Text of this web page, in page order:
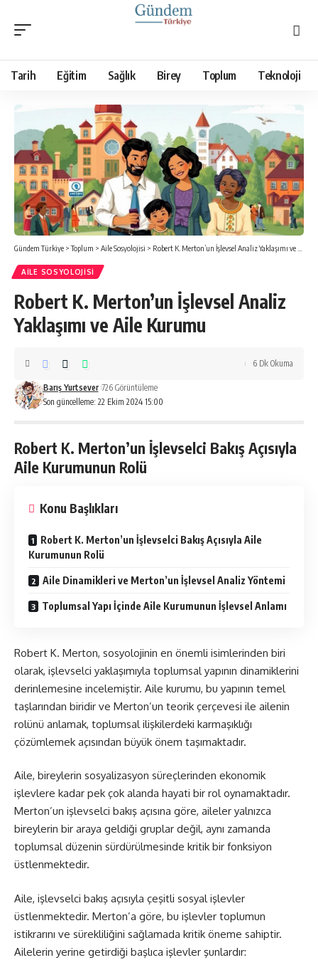
Tarih Eğitim Sağlık Birey Toplum Teknoloji
Gündem Türkiye >Toplum > Aile Sosyolojisi > Robert K. Merton’un İşlevsel Analiz Yaklaşımı ve Aile Kurumu
AILE SOSYOLOJISI
Robert K. Merton’un İşlevsel Analiz
Yaklaşımı ve Aile Kurumu
Son güncelleme: 22 Ekim 2024 15:00
Barış Yurtsever 726 Görüntüleme
6 Dk Okuma
Robert K. Merton’un İşlevselci Bakış Açısıyla
Aile Kurumunun Rolü
Konu Başlıkları
Robert K. Merton’un İşlevselci Bakış Açısıyla Aile
Kurumunun Rolü
Aile Dinamikleri ve Merton’un İşlevsel Analiz Yöntemi
Toplumsal Yapı İçinde Aile Kurumunun İşlevsel Anlamı
Robert K. Merton, sosyolojinin en önemli isimlerinden biri
olarak, işlevselci yaklaşımıyla toplumsal yapının dinamiklerini
derinlemesine incelemiştir. Aile kurumu, bu yapının temel
taşlarından biridir ve Merton’un teorik çerçevesi ile ailenin
rolünü anlamak, toplumsal ilişkilerdeki karmaşıklığı
çözümlemek açısından büyük önem taşımaktadır.
Aile, bireylerin sosyalizasyon süreçlerinden ekonomik
işlevlere kadar pek çok alanda hayati bir rol oynamaktadır.
Merton’un işlevselci bakış açısına göre, aileler yalnızca
bireylerin bir araya geldiği gruplar değil, aynı zamanda
toplumsal düzenin sürdürülmesinde kritik bir fonksiyon
üstlenmektedir.
Aile, işlevselci bakış açısıyla çeşitli sosyal işlevler
üstlenmektedir. Merton’a göre, bu işlevler toplumun
istikrarını ve sürekliliğini sağlamada kritik öneme sahiptir.
Ailelerin yerine getirdiği başlıca işlevler şunlardır: